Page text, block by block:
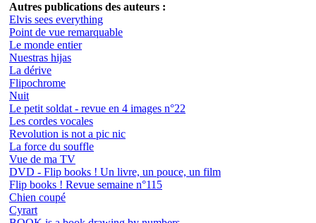
Autres publications des auteurs :
Elvis sees everything
Point de vue remarquable
Le monde entier
Nuestras hijas
La dérive
Flipochrome
Nuit
Le petit soldat - revue en 4 images n°22
Les cordes vocales
Revolution is not a pic nic
La force du souffle
Vue de ma TV
DVD - Flip books ! Un livre, un pouce, un film
Flip books ! Revue semaine n°115
Chien coupé
Cyrart